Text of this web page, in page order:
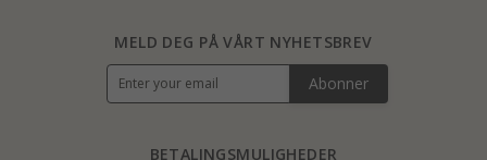
BETALINGSMULIGHEDER
MELD DEG PÅ VÅRT NYHETSBREV
Abonner